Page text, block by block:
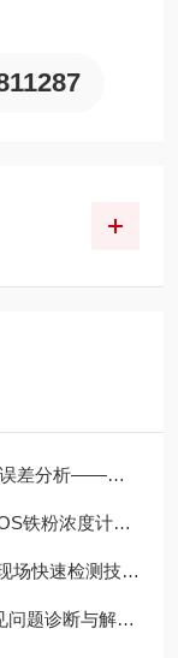
二极管照度计为例
72守护齿轮箱健康
速检测技术方案
断与解决策略